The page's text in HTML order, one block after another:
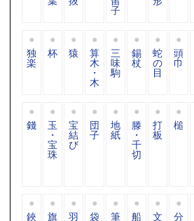
子
独
楽
杯 猿 算
木
・
木
三
味
駒
錫
杖
蛇
の
目
頭
巾
錢 玉
・
宝
珠
宝
結
び
団
子
地
紙
滕
・
千
切
打
板
槌
鋏 旗 羽 袋 筆 船 文 分